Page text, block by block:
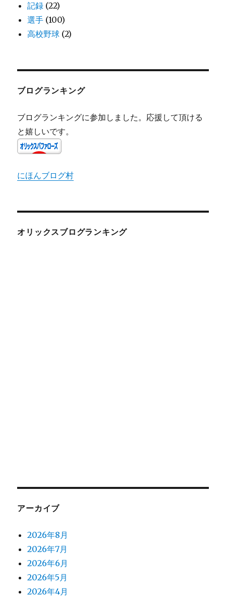
記録 (22)
選手 (100)
高校野球 (2)
ブログランキング
ブログランキングに参加しました。応援して頂ける
と嬉しいです。
にほんブログ村
オリックスブログランキング
アーカイブ
2026年8月
2026年7月
2026年6月
2026年5月
2026年4月